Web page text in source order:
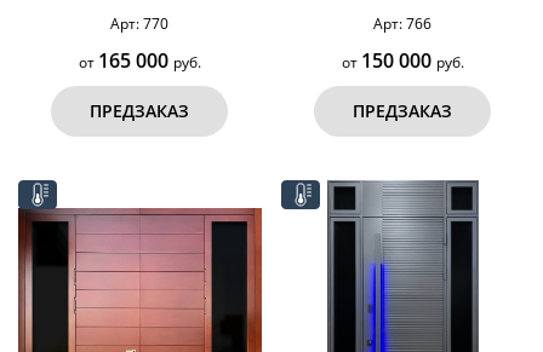
Арт: 770
от 165 000 руб.
ПРЕДЗАКАЗ
Арт: 766
от 150 000 руб.
ПРЕДЗАКАЗ